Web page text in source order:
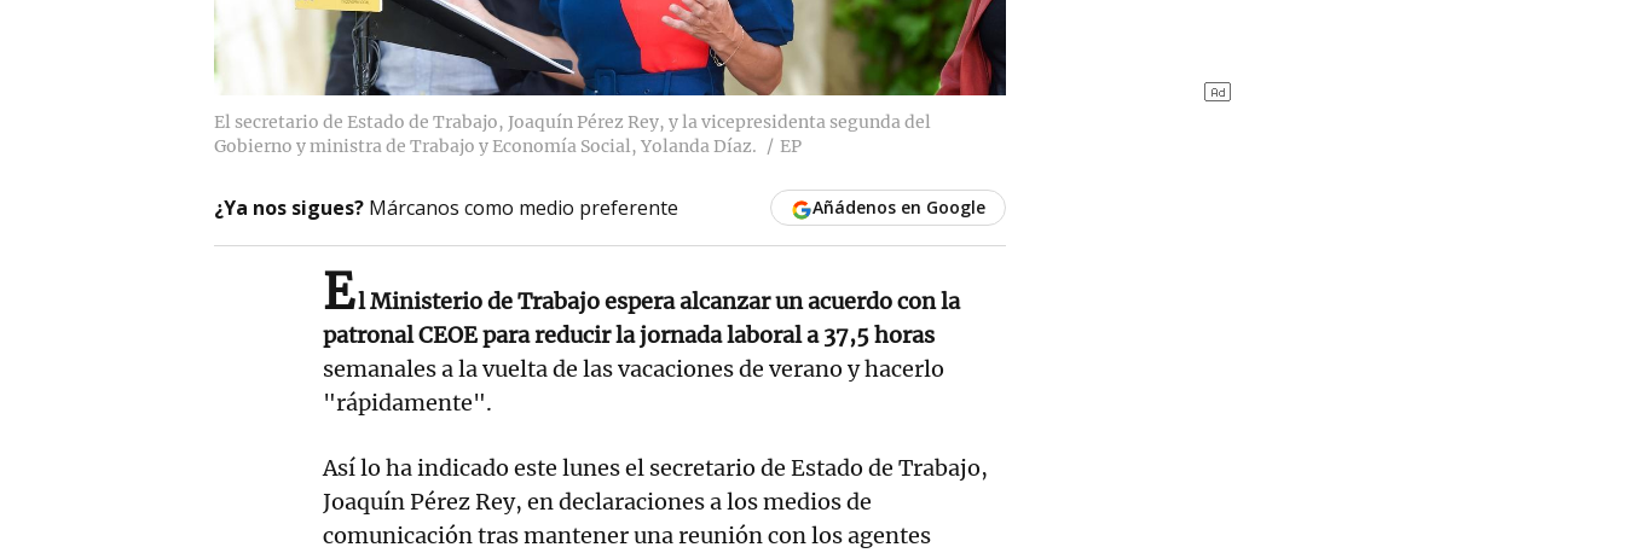
El secretario de Estado de Trabajo, Joaquín Pérez Rey, y la vicepresidenta segunda del
Gobierno y ministra de Trabajo y Economía Social, Yolanda Díaz.
EP
¿Ya nos sigues? Márcanos como medio preferente Añádenos en Google
El Ministerio de Trabajo espera alcanzar un acuerdo con la
patronal CEOE para reducir la jornada laboral a 37,5 horas
semanales a la vuelta de las vacaciones de verano y hacerlo
"rápidamente".
Así lo ha indicado este lunes el secretario de Estado de Trabajo,
Joaquín Pérez Rey, en declaraciones a los medios de
comunicación tras mantener una reunión con los agentes